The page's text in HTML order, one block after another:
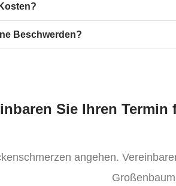
Beschwerden?
Sie Ihren
angehen.